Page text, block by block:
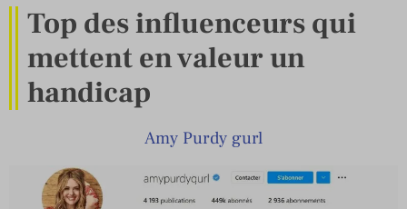
Top des influenceurs qui
mettent en valeur un
handicap
Amy Purdy gurl